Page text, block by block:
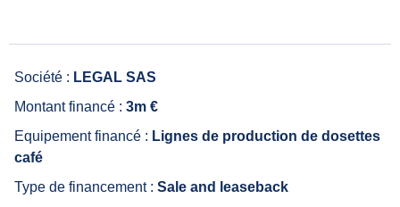
Société : LEGAL SAS
Montant financé : 3m €
Equipement financé : Lignes de production de dosettes
café
Type de financement : Sale and leaseback